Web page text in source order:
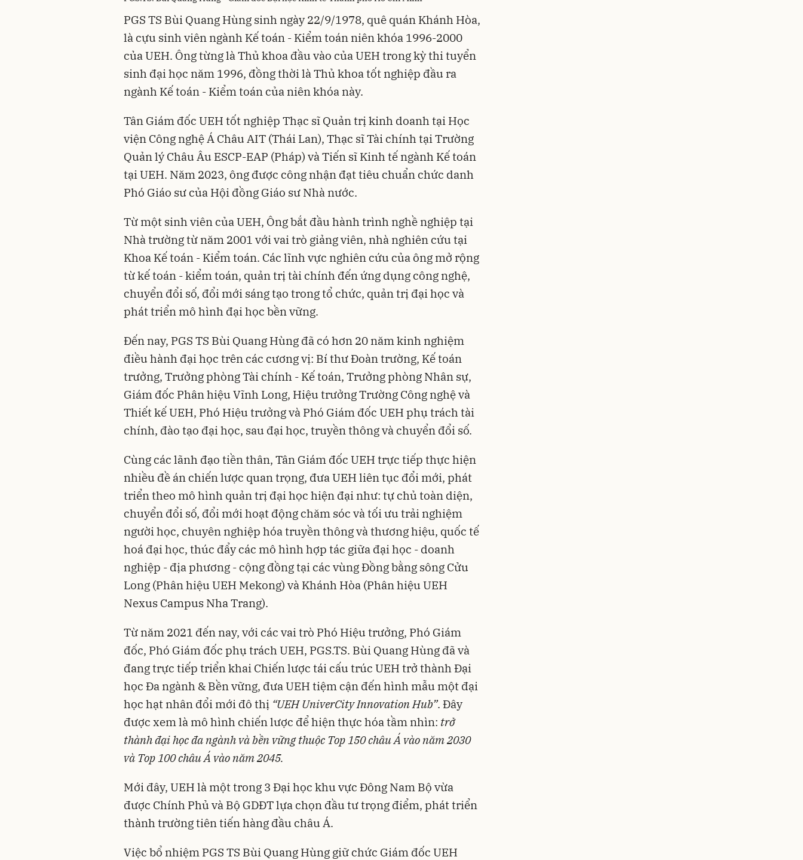
PGS TS Bùi Quang Hùng sinh ngày 22/9/1978, quê quán Khánh Hòa,
là cựu sinh viên ngành Kế toán - Kiểm toán niên khóa 1996-2000
của UEH. Ông từng là Thủ khoa đầu vào của UEH trong kỳ thi tuyển
sinh đại học năm 1996, đồng thời là Thủ khoa tốt nghiệp đầu ra
ngành Kế toán - Kiểm toán của niên khóa này.
Tân Giám đốc UEH tốt nghiệp Thạc sĩ Quản trị kinh doanh tại Học
viện Công nghệ Á Châu AIT (Thái Lan), Thạc sĩ Tài chính tại Trường
Quản lý Châu Âu ESCP-EAP (Pháp) và Tiến sĩ Kinh tế ngành Kế toán
tại UEH. Năm 2023, ông được công nhận đạt tiêu chuẩn chức danh
Phó Giáo sư của Hội đồng Giáo sư Nhà nước.
Từ một sinh viên của UEH, Ông bắt đầu hành trình nghề nghiệp tại
Nhà trường từ năm 2001 với vai trò giảng viên, nhà nghiên cứu tại
Khoa Kế toán - Kiểm toán. Các lĩnh vực nghiên cứu của ông mở rộng
từ kế toán - kiểm toán, quản trị tài chính đến ứng dụng công nghệ,
chuyển đổi số, đổi mới sáng tạo trong tổ chức, quản trị đại học và
phát triển mô hình đại học bền vững.
Đến nay, PGS TS Bùi Quang Hùng đã có hơn 20 năm kinh nghiệm
điều hành đại học trên các cương vị: Bí thư Đoàn trường, Kế toán
trưởng, Trưởng phòng Tài chính - Kế toán, Trưởng phòng Nhân sự,
Giám đốc Phân hiệu Vĩnh Long, Hiệu trưởng Trường Công nghệ và
Thiết kế UEH, Phó Hiệu trưởng và Phó Giám đốc UEH phụ trách tài
chính, đào tạo đại học, sau đại học, truyền thông và chuyển đổi số.
Cùng các lãnh đạo tiền thân, Tân Giám đốc UEH trực tiếp thực hiện
nhiều đề án chiến lược quan trọng, đưa UEH liên tục đổi mới, phát
triển theo mô hình quản trị đại học hiện đại như: tự chủ toàn diện,
chuyển đổi số, đổi mới hoạt động chăm sóc và tối ưu trải nghiệm
người học, chuyên nghiệp hóa truyền thông và thương hiệu, quốc tế
hoá đại học, thúc đẩy các mô hình hợp tác giữa đại học - doanh
nghiệp - địa phương - cộng đồng tại các vùng Đồng bằng sông Cửu
Long (Phân hiệu UEH Mekong) và Khánh Hòa (Phân hiệu UEH
Nexus Campus Nha Trang).
Từ năm 2021 đến nay, với các vai trò Phó Hiệu trưởng, Phó Giám
đốc, Phó Giám đốc phụ trách UEH, PGS.TS. Bùi Quang Hùng đã và
đang trực tiếp triển khai Chiến lược tái cấu trúc UEH trở thành Đại
học Đa ngành & Bền vững, đưa UEH tiệm cận đến hình mẫu một đại
học hạt nhân đổi mới đô thị “UEH UniverCity Innovation Hub”. Đây
được xem là mô hình chiến lược để hiện thực hóa tầm nhìn: trở
thành đại học đa ngành và bền vững thuộc Top 150 châu Á vào năm 2030
và Top 100 châu Á vào năm 2045.
Mới đây, UEH là một trong 3 Đại học khu vực Đông Nam Bộ vừa
được Chính Phủ và Bộ GDĐT lựa chọn đầu tư trọng điểm, phát triển
thành trường tiên tiến hàng đầu châu Á.
Việc bổ nhiệm PGS TS Bùi Quang Hùng giữ chức Giám đốc UEH